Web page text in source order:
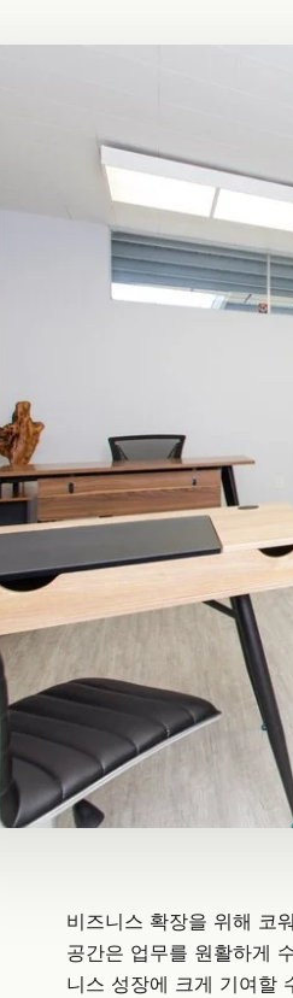
비즈니스 확장을 위해 코
공간은 업무를 원활하게
니스 성장에 크게 기여할